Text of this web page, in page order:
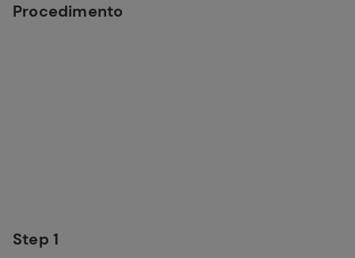
Procedimento
Step 1